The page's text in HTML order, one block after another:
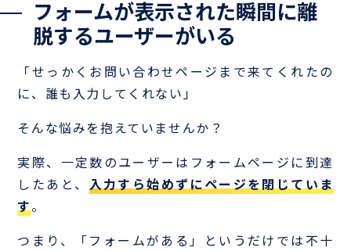
フォームが表示された瞬間に離
脱するユーザーがいる
「せっかくお問い合わせページまで来てくれたの
に、誰も入力してくれない」
そんな悩みを抱えていませんか？
実際、一定数のユーザーはフォームページに到達
したあと、 入力すら始めずにページを閉じていま
す。
つまり、「フォームがある」というだけでは不十